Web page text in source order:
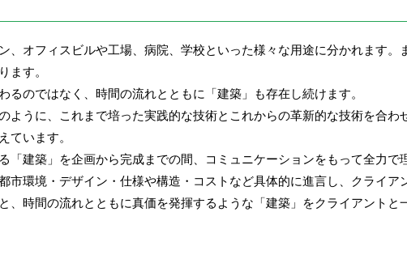
、オフィスビルや工場、病院、学校といった様々な用途に分かれます
ます。
るのではなく、時間の流れとともに「建築」も存在し続けます。
ように、これまで培った実践的な技術とこれからの革新的な技術を合
ています。
「建築」を企画から完成までの間、コミュニケーションをもって全力で
市環境・デザイン・仕様や構造・コストなど具体的に進言し、クライ
、時間の流れとともに真価を発揮するような「建築」をクライアントと